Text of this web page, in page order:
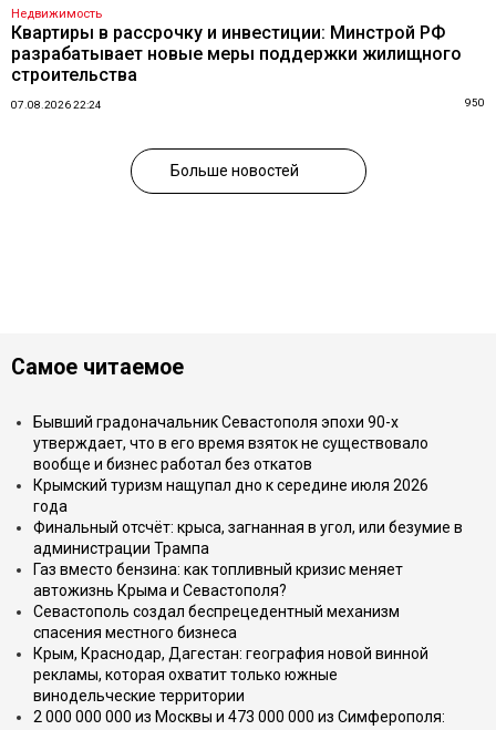
Недвижимость
Квартиры в рассрочку и инвестиции: Минстрой РФ
разрабатывает новые меры поддержки жилищного
строительства
07.08.2026 22:24 950
Больше новостей
Самое читаемое
Бывший градоначальник Севастополя эпохи 90-х
утверждает, что в его время взяток не существовало
вообще и бизнес работал без откатов
Крымский туризм нащупал дно к середине июля 2026
года
Финальный отсчёт: крыса, загнанная в угол, или безумие в
администрации Трампа
Газ вместо бензина: как топливный кризис меняет
автожизнь Крыма и Севастополя?
Севастополь создал беспрецедентный механизм
спасения местного бизнеса
Крым, Краснодар, Дагестан: география новой винной
рекламы, которая охватит только южные
винодельческие территории
2 000 000 000 из Москвы и 473 000 000 из Симферополя: